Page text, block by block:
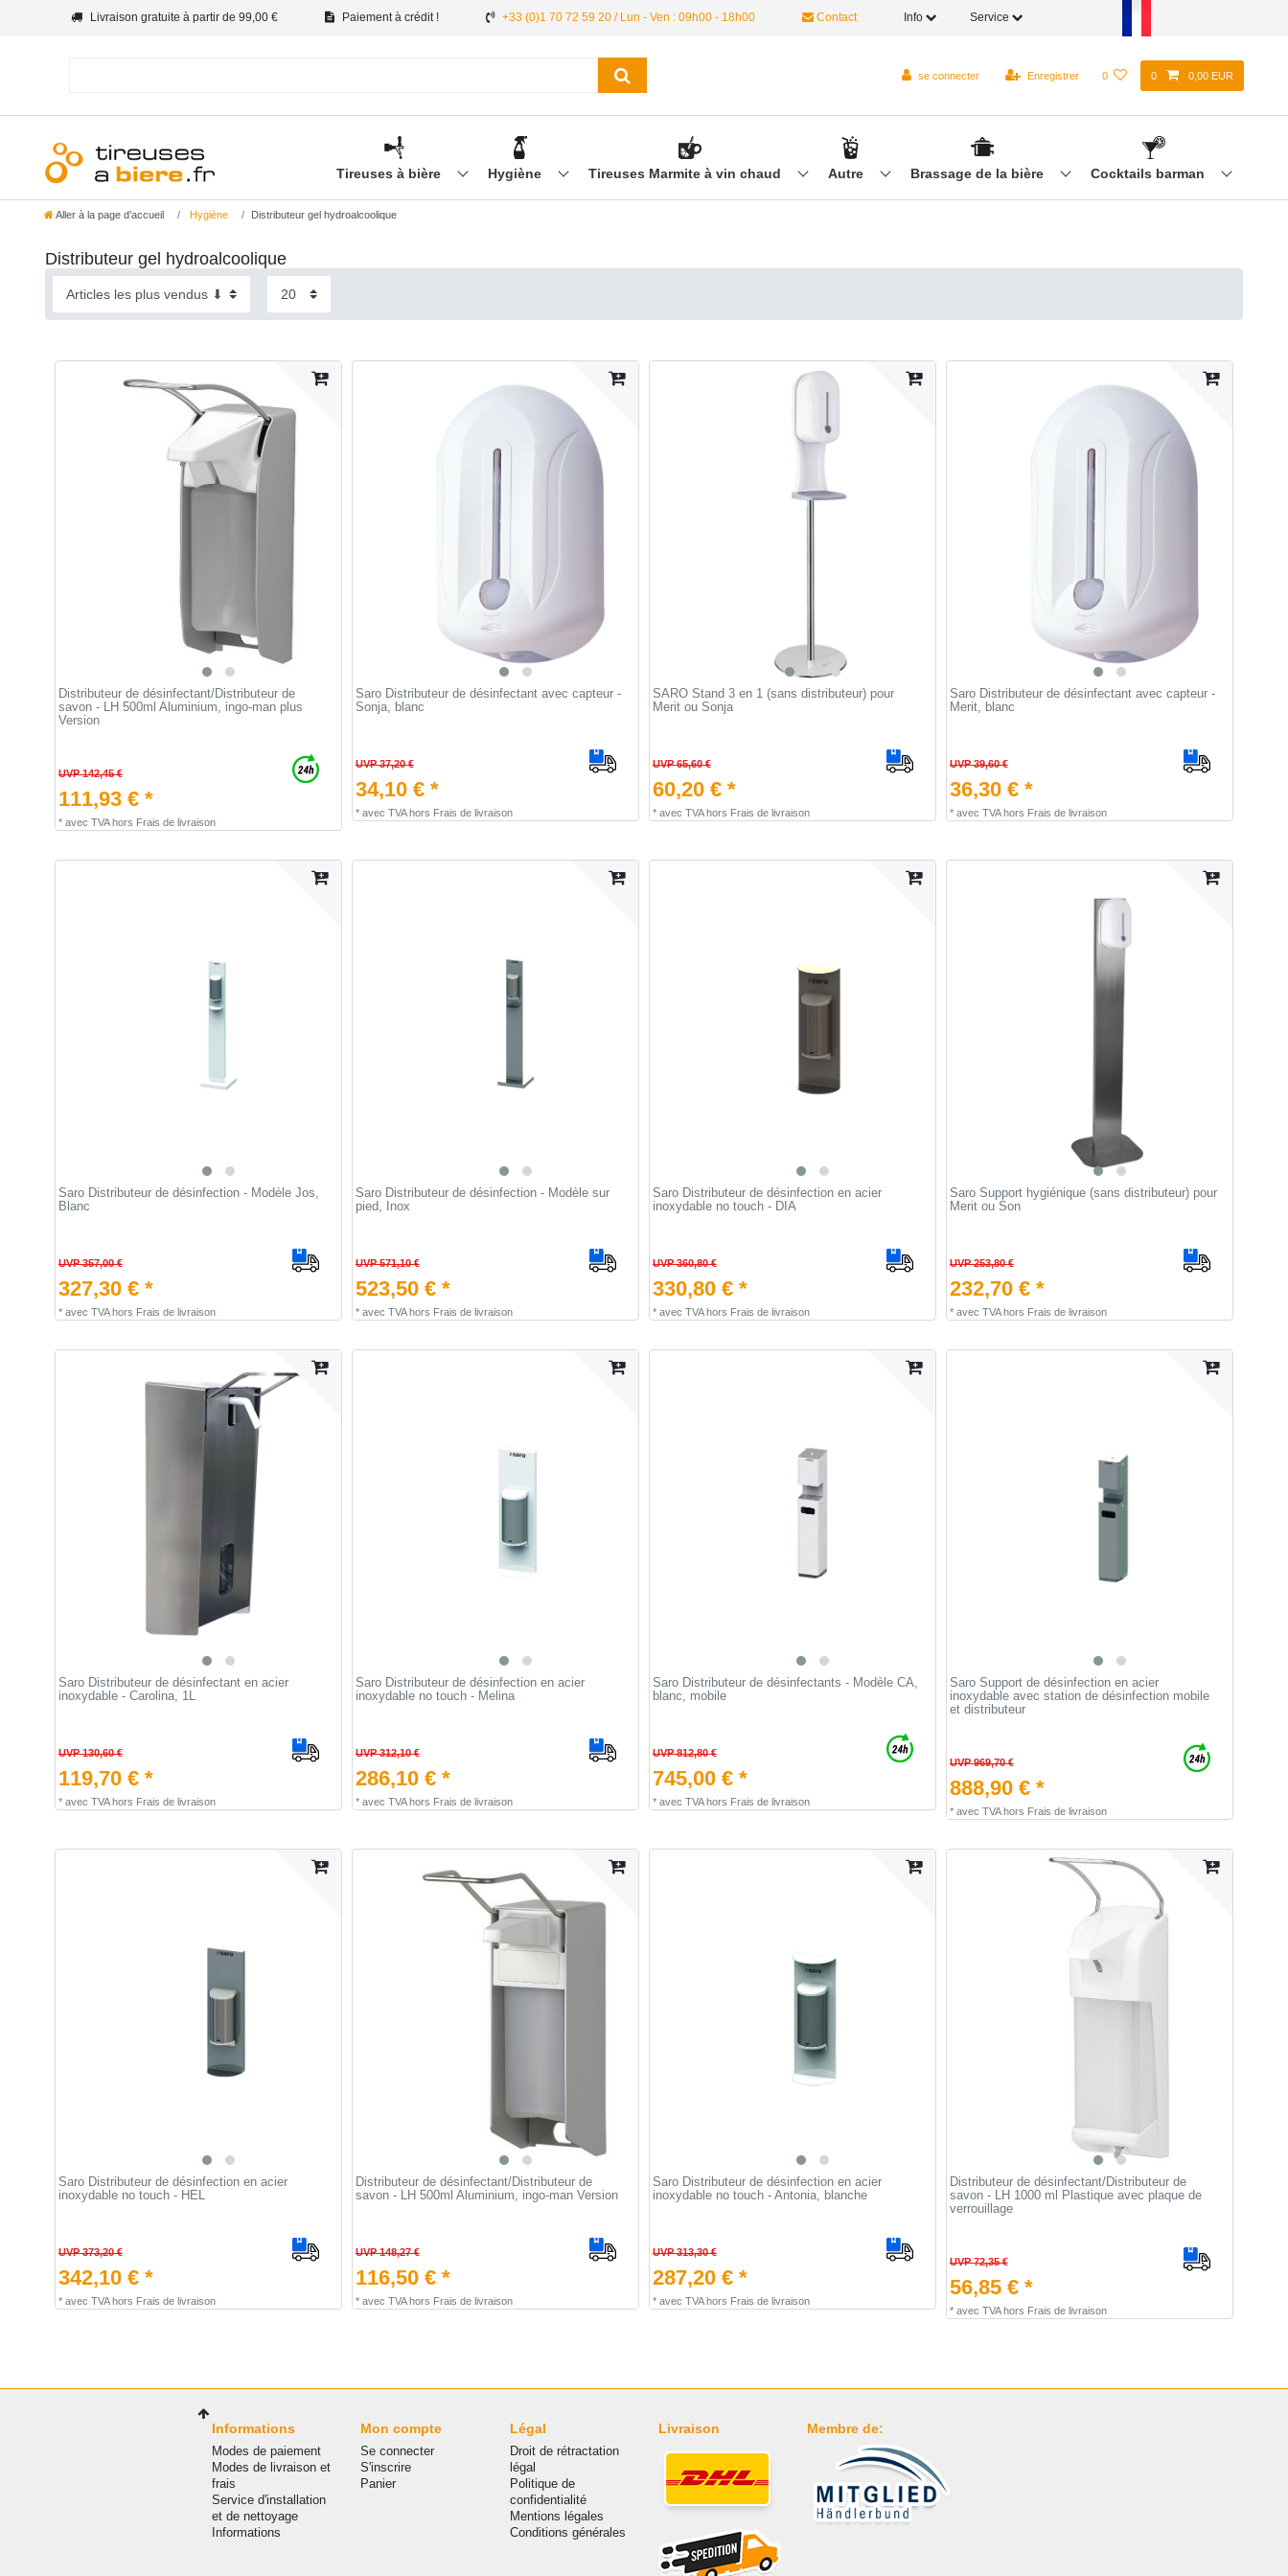
Livraison gratuite à partir de 99,00 € Paiement à crédit ! +33 (0)1 70 72 59 20 / Lun - Ven : 09h00 - 18h00 Contact Info Service
se connecter Enregistrer 0 0 0,00 EUR
Tireuses à bière Hygiène Tireuses Marmite à vin chaud Autre Brassage de la bière Cocktails barman
Aller à la page d’accueil Hygiène Distributeur gel hydroalcoolique
Distributeur gel hydroalcoolique
Distributeur de désinfectant/Distributeur de
savon - LH 500ml Aluminium, ingo-man plus
Version
UVP 142,45 €
111,93 € *
* avec TVAhors Frais de livraison
Saro Distributeur de désinfectant avec capteur -
Sonja, blanc
UVP 37,20 €
34,10 € *
* avec TVAhors Frais de livraison
SARO Stand 3 en 1 (sans distributeur) pour
Merit ou Sonja
UVP 65,60 €
60,20 € *
* avec TVAhors Frais de livraison
Saro Distributeur de désinfectant avec capteur -
Merit, blanc
UVP 39,60 €
36,30 € *
* avec TVAhors Frais de livraison
Saro Distributeur de désinfection - Modèle Jos,
Blanc
UVP 357,00 €
327,30 € *
* avec TVAhors Frais de livraison
Saro Distributeur de désinfection - Modèle sur
pied, Inox
UVP 571,10 €
523,50 € *
* avec TVAhors Frais de livraison
Saro Distributeur de désinfection en acier
inoxydable no touch - DIA
UVP 360,80 €
330,80 € *
* avec TVAhors Frais de livraison
Saro Support hygiénique (sans distributeur) pour
Merit ou Son
UVP 253,80 €
232,70 € *
* avec TVAhors Frais de livraison
Saro Distributeur de désinfectant en acier
inoxydable - Carolina, 1L
UVP 130,60 €
119,70 € *
* avec TVAhors Frais de livraison
Saro Distributeur de désinfection en acier
inoxydable no touch - Melina
UVP 312,10 €
286,10 € *
* avec TVAhors Frais de livraison
Saro Distributeur de désinfectants - Modèle CA,
blanc, mobile
UVP 812,80 €
745,00 € *
* avec TVAhors Frais de livraison
Saro Support de désinfection en acier
inoxydable avec station de désinfection mobile
et distributeur
UVP 969,70 €
888,90 € *
* avec TVAhors Frais de livraison
Saro Distributeur de désinfection en acier
inoxydable no touch - HEL
UVP 373,20 €
342,10 € *
* avec TVAhors Frais de livraison
Distributeur de désinfectant/Distributeur de
savon - LH 500ml Aluminium, ingo-man Version
UVP 148,27 €
116,50 € *
* avec TVAhors Frais de livraison
Saro Distributeur de désinfection en acier
inoxydable no touch - Antonia, blanche
UVP 313,30 €
287,20 € *
* avec TVAhors Frais de livraison
Distributeur de désinfectant/Distributeur de
savon - LH 1000 ml Plastique avec plaque de
verrouillage
UVP 72,35 €
56,85 € *
* avec TVAhors Frais de livraison
Informations
Modes de paiement
Modes de livraison et
frais
Service d'installation
et de nettoyage
Informations
Mon compte
Se connecter
S'inscrire
Panier
Légal
Droit de rétractation
légal
Politique de
confidentialité
Mentions légales
Conditions générales
Livraison Membre de: